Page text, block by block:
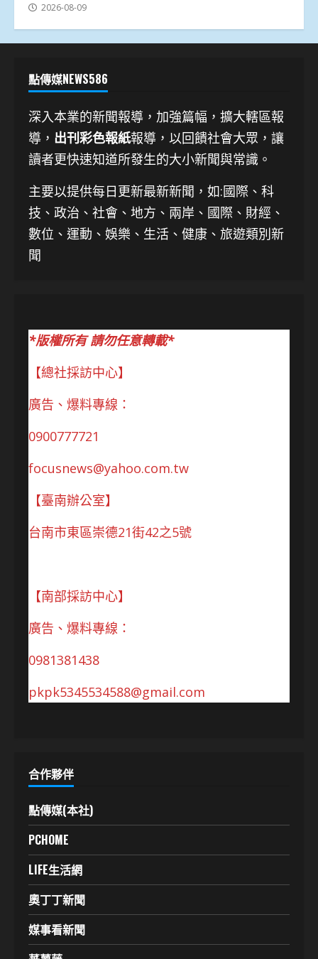
2026-08-09
點傳媒NEWS586
深入本業的新聞報導，加強篇幅，擴大轄區報
導， 出刊彩色報紙報導，以回饋社會大眾，讓
讀者更快速知道所發生的大小新聞與常識。
主要以提供每日更新最新新聞 ，如:國際、科
技、 政治、社會、地方、兩岸、國際、財經、
數位、運動、娛樂、生活、健康、旅遊類別新
聞
*版權所有 請勿任意轉載*
【總社採訪中心】
廣告、爆料專線：
0900777721
focusnews@yahoo.com.tw
【臺南辦公室】
台南市東區崇德21街42之5號
【南部採訪中心】
廣告、爆料專線：
0981381438
pkpk5345534588@gmail.com
合作夥伴
點傳媒(本社)
PCHOME
LIFE生活網
奧丁丁新聞
媒事看新聞